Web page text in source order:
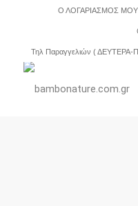
Ο ΛΟΓΑΡΙΑΣΜΟΣ
Τηλ Παραγγελιών ( ΔΕΥΤΕΡΑ-